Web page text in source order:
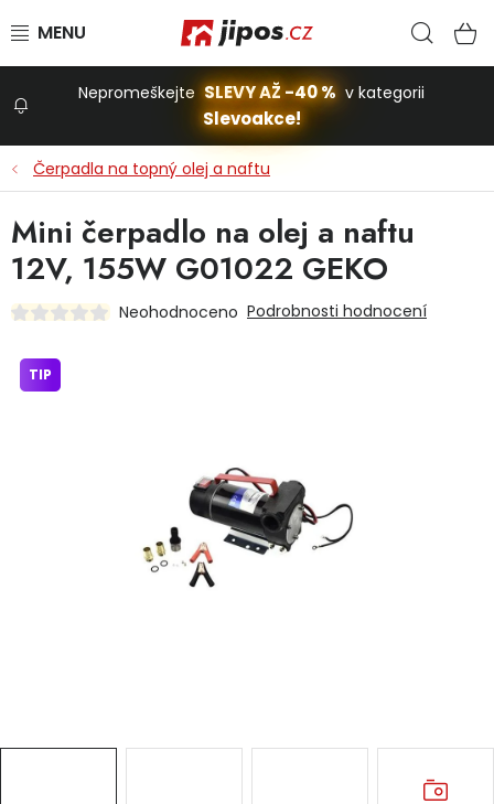
Stavba a dům
Autodoplňky
Nepromeškejte SLEVY AŽ -40 % v kategorii
Slevoakce!
Čerpadla na topný olej a naftu
Mini čerpadlo na olej a naftu
12V, 155W G01022 GEKO
Neohodnoceno Podrobnosti hodnocení
TIP